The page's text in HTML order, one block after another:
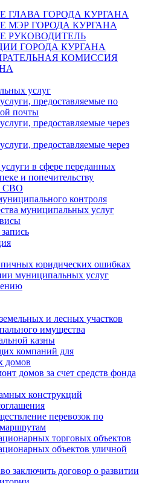
ГЛАВА ГОРОДА КУРГАНА
МЭР ГОРОДА КУРГАНА
РУКОВОДИТЕЛЬ
ГОРОДА КУРГАНА
КОМИССИЯ
услуг
предоставляемые по
почты
предоставляемые через
предоставляемые через
в сфере переданных
и попечительству
СВО
контроля
муниципальных услуг
юридических ошибках
муниципальных услуг
и лесных участков
имущества
казны
компаний для
домов
домов за счет средств фонда
конструкций
перевозок по
торговых объектов
объектов уличной
заключить договор о развитии